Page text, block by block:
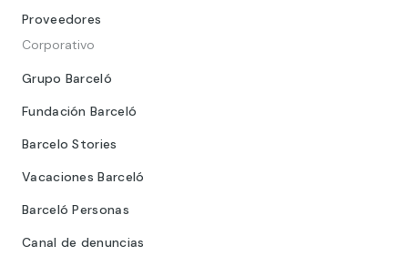
Proveedores
Corporativo
Grupo Barceló
Fundación Barceló
Barcelo Stories
Vacaciones Barceló
Barceló Personas
Canal de denuncias